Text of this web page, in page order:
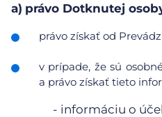
a) právo Dotknutej
právo získať od
v prípade, že sú
a právo získať tieto
- informáciu o